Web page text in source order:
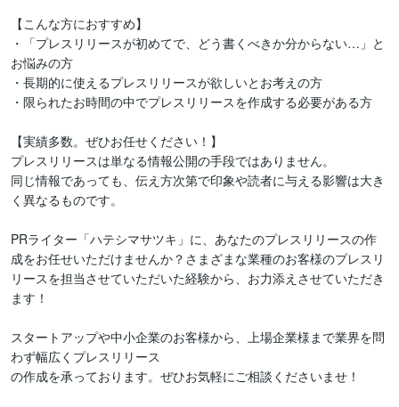
【こんな方におすすめ】
・「プレスリリースが初めてで、どう書くべきか分からない…」と
お悩みの方
・長期的に使えるプレスリリースが欲しいとお考えの方
・限られたお時間の中でプレスリリースを作成する必要がある方
【実績多数。ぜひお任せください！】
プレスリリースは単なる情報公開の手段ではありません。
同じ情報であっても、伝え方次第で印象や読者に与える影響は大き
く異なるものです。
PRライター「ハテシマサツキ」に、あなたのプレスリリースの作
成をお任せいただけませんか？さまざまな業種のお客様のプレスリ
リースを担当させていただいた経験から、お力添えさせていただき
ます！
スタートアップや中小企業のお客様から、上場企業様まで業界を問
わず幅広くプレスリリース
の作成を承っております。ぜひお気軽にご相談くださいませ！